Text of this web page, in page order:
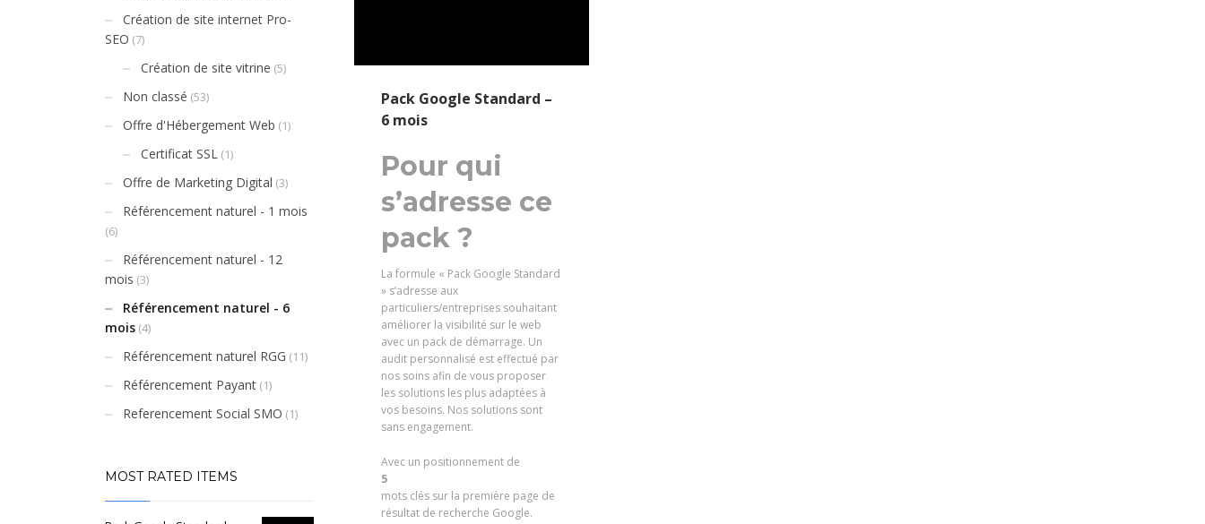
Pack Google Standard –
6 mois
Pour qui
s’adresse ce
pack ?
La formule « Pack Google Standard
» s’adresse aux
particuliers/entreprises souhaitant
améliorer la visibilité sur le web
avec un pack de démarrage. Un
audit personnalisé est effectué par
nos soins afin de vous proposer
les solutions les plus adaptées à
vos besoins. Nos solutions sont
sans engagement.
Avec un positionnement de
5
mots clés sur la première page de
résultat de recherche Google.
Création de site internet Pro-
SEO (7)
Création de site vitrine (5)
Non classé (53)
Offre d'Hébergement Web (1)
Certificat SSL (1)
Offre de Marketing Digital (3)
Référencement naturel - 1 mois
(6)
Référencement naturel - 12
mois (3)
Référencement naturel - 6
mois (4)
Référencement naturel RGG (11)
Référencement Payant (1)
Referencement Social SMO (1)
MOST RATED ITEMS